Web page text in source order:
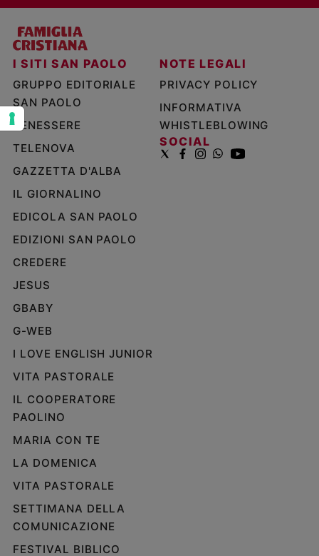
Riflessioni
Foto
Podcast
Chi
siamo
Contatti
Pubblicità
Registrati
I SITI SAN PAOLO
GRUPPO EDITORIALE
SAN PAOLO
BENESSERE
TELENOVA
GAZZETTA D'ALBA
IL GIORNALINO
EDICOLA SAN PAOLO
EDIZIONI SAN PAOLO
CREDERE
JESUS
GBABY
G-WEB
I LOVE ENGLISH JUNIOR
VITA PASTORALE
IL COOPERATORE
PAOLINO
MARIA CON TE
LA DOMENICA
VITA PASTORALE
SETTIMANA DELLA
COMUNICAZIONE
FESTIVAL BIBLICO
NOTE LEGALI
PRIVACY POLICY
INFORMATIVA
WHISTLEBLOWING
SOCIAL